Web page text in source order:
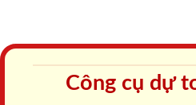
Công cụ dự